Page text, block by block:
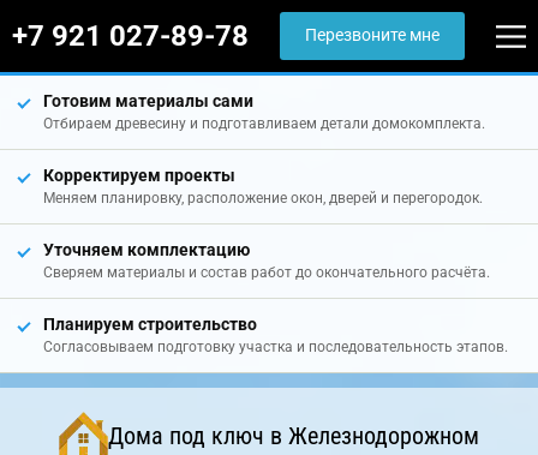
+7 921 027-89-78 Перезвоните мне
Готовим материалы сами
Отбираем древесину и подготавливаем детали домокомплекта.
Корректируем проекты
Меняем планировку, расположение окон, дверей и перегородок.
Уточняем комплектацию
Сверяем материалы и состав работ до окончательного расчёта.
Планируем строительство
Согласовываем подготовку участка и последовательность этапов.
Дома под ключ в Железнодорожном